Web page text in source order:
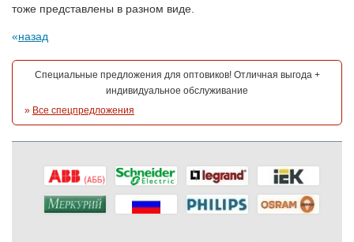
тоже представлены в разном виде.
назад
Специальные предложения для оптовиков! Отличная выгода +
индивидуальное обслуживание
» Все спецпредложения